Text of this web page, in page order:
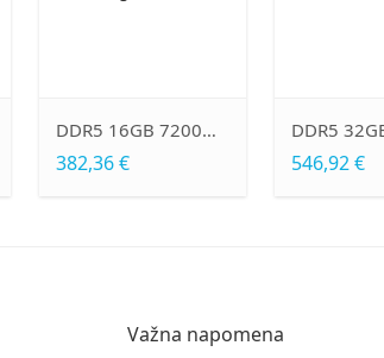
DDR5 16GB 5600MT/s Kingston KF556C36BBEA-16 Fury Beast RGB DDR5 32GB 6000MT/s Kingston KF560C36BBEA-32 FURY Beast RGB EXPO
Važna napomena